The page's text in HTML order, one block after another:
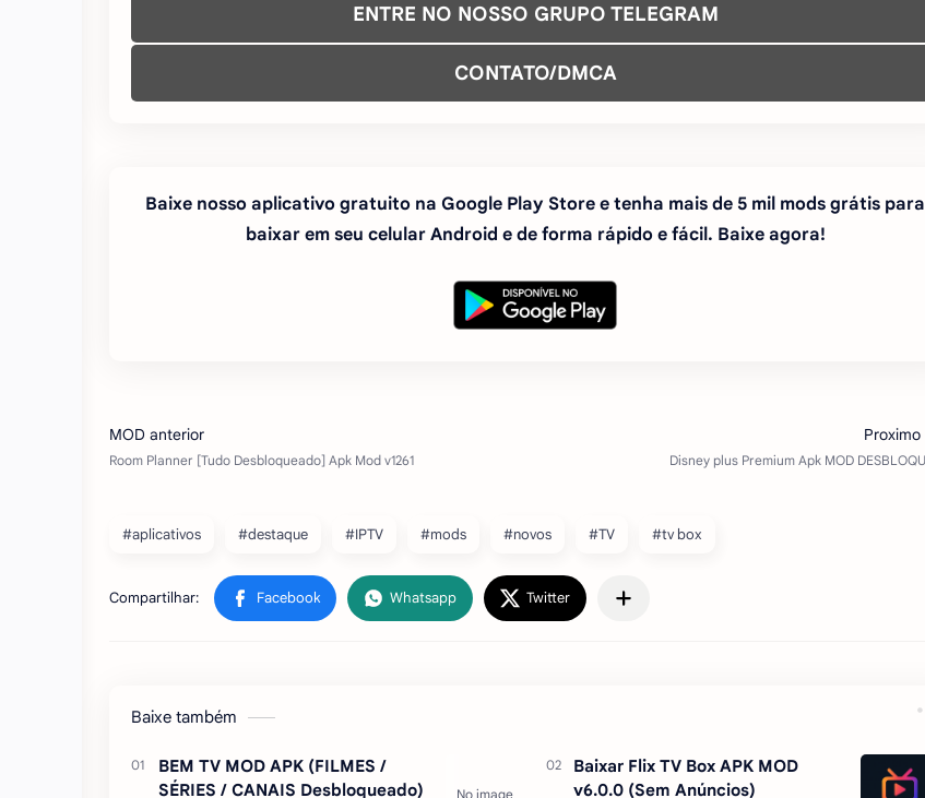
ENTRE NO NOSSO GRUPO TELEGRAM
CONTATO/DMCA
Baixe nosso aplicativo gratuito na Google Play Store e tenha mais de 5 mil mods grátis para
baixar em seu celular Android e de forma rápido e fácil. Baixe agora!
#aplicativos #destaque #IPTV #mods #novos #TV #tv box
Baixe também
BEM TV MOD APK (FILMES /
SÉRIES / CANAIS Desbloqueado)
Baixar Flix TV Box APK MOD
v6.0.0 (Sem Anúncios)